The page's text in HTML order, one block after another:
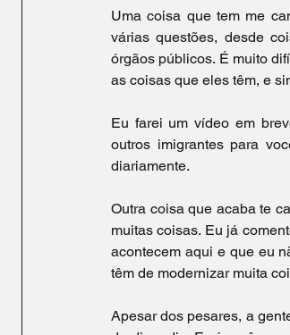
Uma coisa que tem me
várias questões, desde
órgãos públicos. É muito
as coisas que eles têm, e
Eu farei um vídeo em
outros imigrantes para
diariamente.
Outra coisa que acaba te
muitas coisas. Eu já
acontecem aqui e que eu
têm de modernizar muita
Apesar dos pesares, a